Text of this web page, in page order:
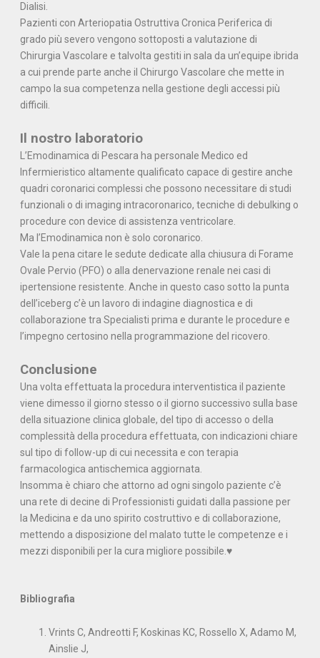
Dialisi.
Pazienti con Arteriopatia Ostruttiva Cronica Periferica di
grado più severo vengono sottoposti a valutazione di
Chirurgia Vascolare e talvolta gestiti in sala da un’equipe ibrida
a cui prende parte anche il Chirurgo Vascolare che mette in
campo la sua competenza nella gestione degli accessi più
difficili.
Il nostro laboratorio
L’Emodinamica di Pescara ha personale Medico ed
Infermieristico altamente qualificato capace di gestire anche
quadri coronarici complessi che possono necessitare di studi
funzionali o di imaging intracoronarico, tecniche di debulking o
procedure con device di assistenza ventricolare.
Ma l’Emodinamica non è solo coronarico.
Vale la pena citare le sedute dedicate alla chiusura di Forame
Ovale Pervio (PFO) o alla denervazione renale nei casi di
ipertensione resistente. Anche in questo caso sotto la punta
dell’iceberg c’è un lavoro di indagine diagnostica e di
collaborazione tra Specialisti prima e durante le procedure e
l’impegno certosino nella programmazione del ricovero.
Conclusione
Una volta effettuata la procedura interventistica il paziente
viene dimesso il giorno stesso o il giorno successivo sulla base
della situazione clinica globale, del tipo di accesso o della
complessità della procedura effettuata, con indicazioni chiare
sul tipo di follow-up di cui necessita e con terapia
farmacologica antischemica aggiornata.
Insomma è chiaro che attorno ad ogni singolo paziente c’è
una rete di decine di Professionisti guidati dalla passione per
la Medicina e da uno spirito costruttivo e di collaborazione,
mettendo a disposizione del malato tutte le competenze e i
mezzi disponibili per la cura migliore possibile.♥
Bibliografia
Vrints C, Andreotti F, Koskinas KC, Rossello X, Adamo M,
Ainslie J,